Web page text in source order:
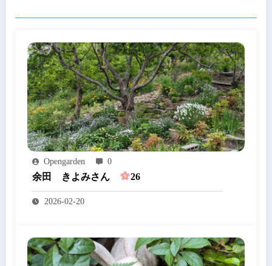
Opengarden 0
余田 きよみさん 26
2026-02-20